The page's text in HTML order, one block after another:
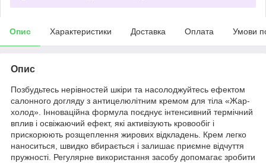
Опис Характеристики Доставка Оплата Умови
Опис
Позбудьтесь нерівностей шкіри та насолоджуйтесь ефектом
салонного догляду з антицелюлітним кремом для тіла «Жар-
холод». Інноваційна формула поєднує інтенсивний термічний
вплив і освіжаючий ефект, які активізують кровообіг і
прискорюють розщеплення жирових відкладень. Крем легко
наноситься, швидко вбирається і залишає приємне відчуття
пружності. Регулярне використання засобу допомагає зробити